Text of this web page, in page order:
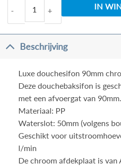
TurboflowIN
Beschrijving
Luxe douchesifon 90mm
Deze douchebaksifon is
met een afvoergat van 90mm.
Materiaal: PP
Waterslot: 50mm (volgens
Geschikt voor
l/min
De chroom afdekplaat is van